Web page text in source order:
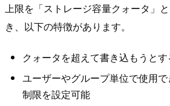
上限を「ストレージ容量クォータ」
き、以下の特徴があります。
クォータを超えて書き込もうと
ユーザーやグループ単位で使用
制限を設定可能